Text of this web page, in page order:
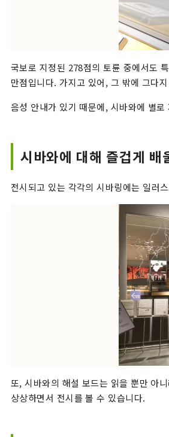
국보로 지정된 278점의 토륜 중에서도
만점입니다. 가지고 있어, 그 밖에 그다
음성 안내가 있기 때문에, 시바와에 별
시바와에 대해 즐겁게 배
전시되고 있는 각각의 시바링에는 일러
또, 시바와의 해설 보드는 읽을 뿐만 아
상상하면서 전시를 볼 수 있습니다.